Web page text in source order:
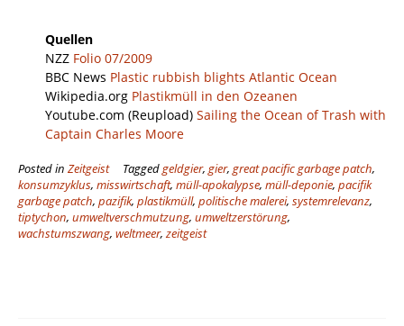
Quellen
NZZ Folio 07/2009
BBC News Plastic rubbish blights Atlantic Ocean
Wikipedia.org Plastikmüll in den Ozeanen
Youtube.com (Reupload) Sailing the Ocean of Trash with
Captain Charles Moore
Posted in Zeitgeist Taggedgeldgier, gier, great pacific garbage patch,
konsumzyklus, misswirtschaft, müll-apokalypse, müll-deponie, pacifik
garbage patch, pazifik, plastikmüll, politische malerei, systemrelevanz,
tiptychon, umweltverschmutzung, umweltzerstörung,
wachstumszwang, weltmeer, zeitgeist